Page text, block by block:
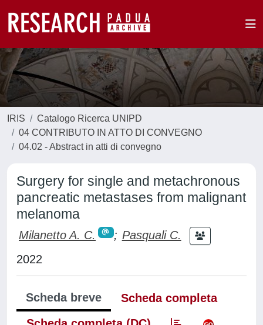
IRIS
Catalogo Ricerca UNIPD
04 CONTRIBUTO IN ATTO DI CONVEGNO
04.02 - Abstract in atti di convegno
Surgery for single and metachronous
pancreatic metastases from malignant
melanoma
Milanetto A. C. ; Pasquali C.
2022
Scheda breve
Scheda completa